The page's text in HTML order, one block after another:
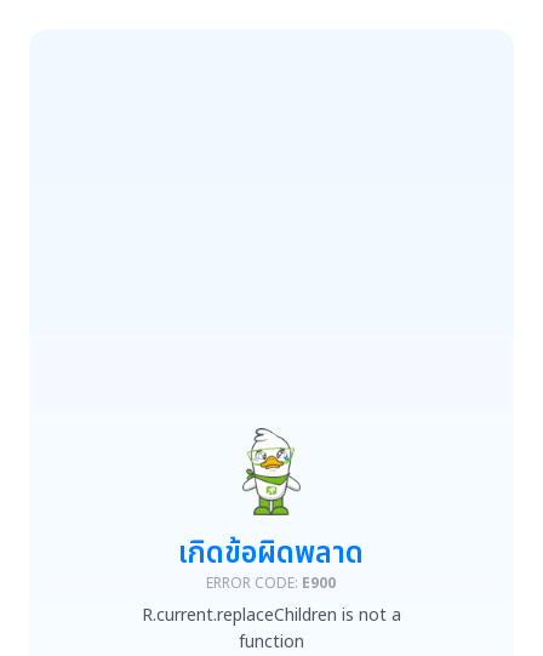
R.current.replaceChildren is not a function
เกิดข้อผิดพลาด
ERROR CODE: E900
R.current.replaceChildren is not a
function